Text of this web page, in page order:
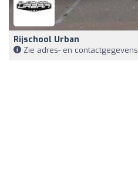
Rijschool Urban
Zie adres- en contactgegevens